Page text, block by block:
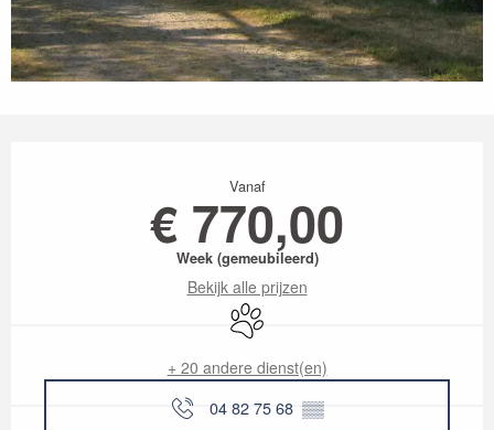
Vanaf
€ 770,00
Week (gemeubileerd)
Bekijk alle prijzen
Dieren toegelaten
+ 20 andere dienst(en)
04 82 75 68 ▒▒